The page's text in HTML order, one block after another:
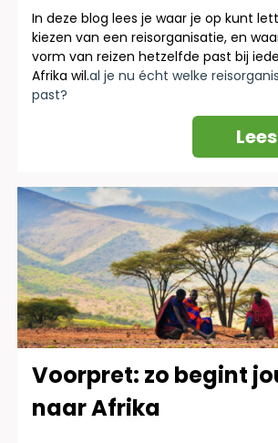
In deze blog lees je waar je op kunt
kiezen van een reisorganisatie, en
vorm van reizen hetzelfde past bij
Afrika wil.al je nu écht welke
past?
Voorpret: zo begint
naar Afrika